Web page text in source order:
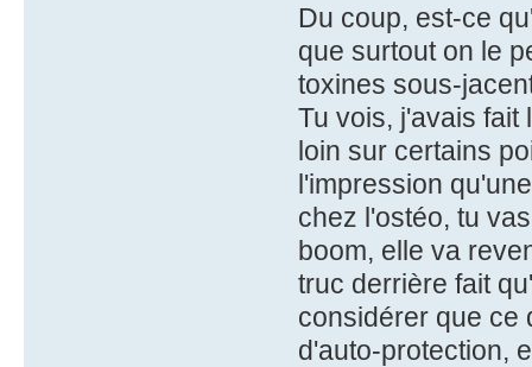
Du coup, est-ce
que surtout on le
toxines sous-
Tu vois, j'avais fait
loin sur certains
l'impression
chez l'ostéo, tu
boom, elle va
truc derrière fait
considérer que ce
d'auto-protection,